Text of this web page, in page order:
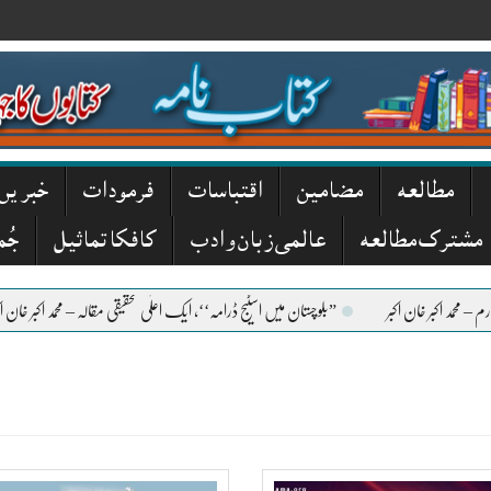
مطالعہ مضامین اقتباسات فرمودات
مشترک مطالعہ عالمی زبان و ادب کافکا تماثیل
خان اکبر ”بلوچستان میں اسٹیج ڈرامہ‘‘، ایک اعلٰی تحقیقی مقالہ – محمد اکبر خان اکبر